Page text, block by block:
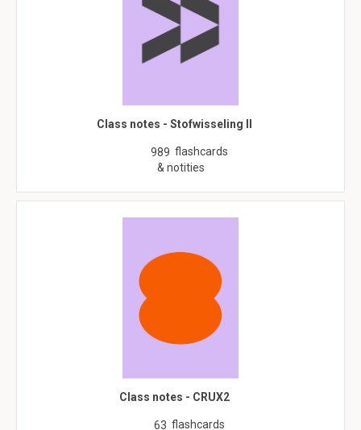
Class notes - Stofwisseling II
989 flashcards
& notities
Class notes - CRUX2
63 flashcards